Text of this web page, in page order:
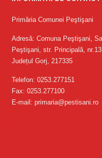
Primăria Comunei Peştişani
Adresă: Comuna Peştişani,
Peştişani, str. Principală,
Județul Gorj, 217335
Telefon: 0253.277151
Fax: 0253.277100
E-mail: primaria@pestisani.ro